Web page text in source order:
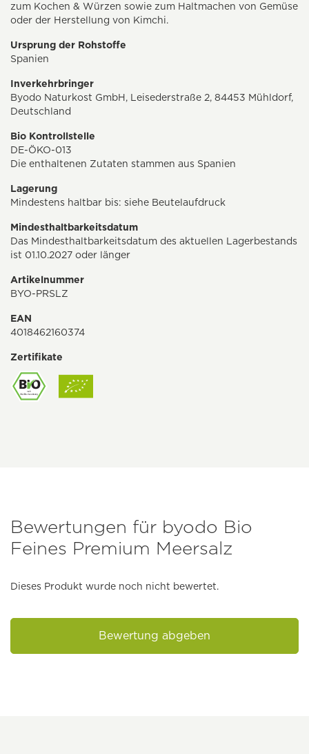
zum Kochen & Würzen sowie zum Haltmachen von Gemüse
oder der Herstellung von Kimchi.
Ursprung der Rohstoffe
Spanien
Inverkehrbringer
Byodo Naturkost GmbH, Leisederstraße 2, 84453 Mühldorf,
Deutschland
Bio Kontrollstelle
DE-ÖKO-013
Die enthaltenen Zutaten stammen aus Spanien
Lagerung
Mindestens haltbar bis: siehe Beutelaufdruck
Mindesthaltbarkeitsdatum
Das Mindesthaltbarkeitsdatum des aktuellen Lagerbestands
ist 01.10.2027 oder länger
Artikelnummer
BYO-PRSLZ
EAN
4018462160374
Zertifikate
Bewertungen für byodo Bio
Feines Premium Meersalz
Dieses Produkt wurde noch nicht bewertet.
Bewertung abgeben